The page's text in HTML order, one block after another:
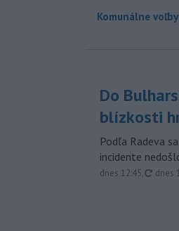
Komunálne voľby
Do
blízkosti
Podľa Radeva
incidente
dnes 12:45, dnes